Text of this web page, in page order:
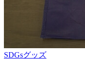
SDGsグッズ